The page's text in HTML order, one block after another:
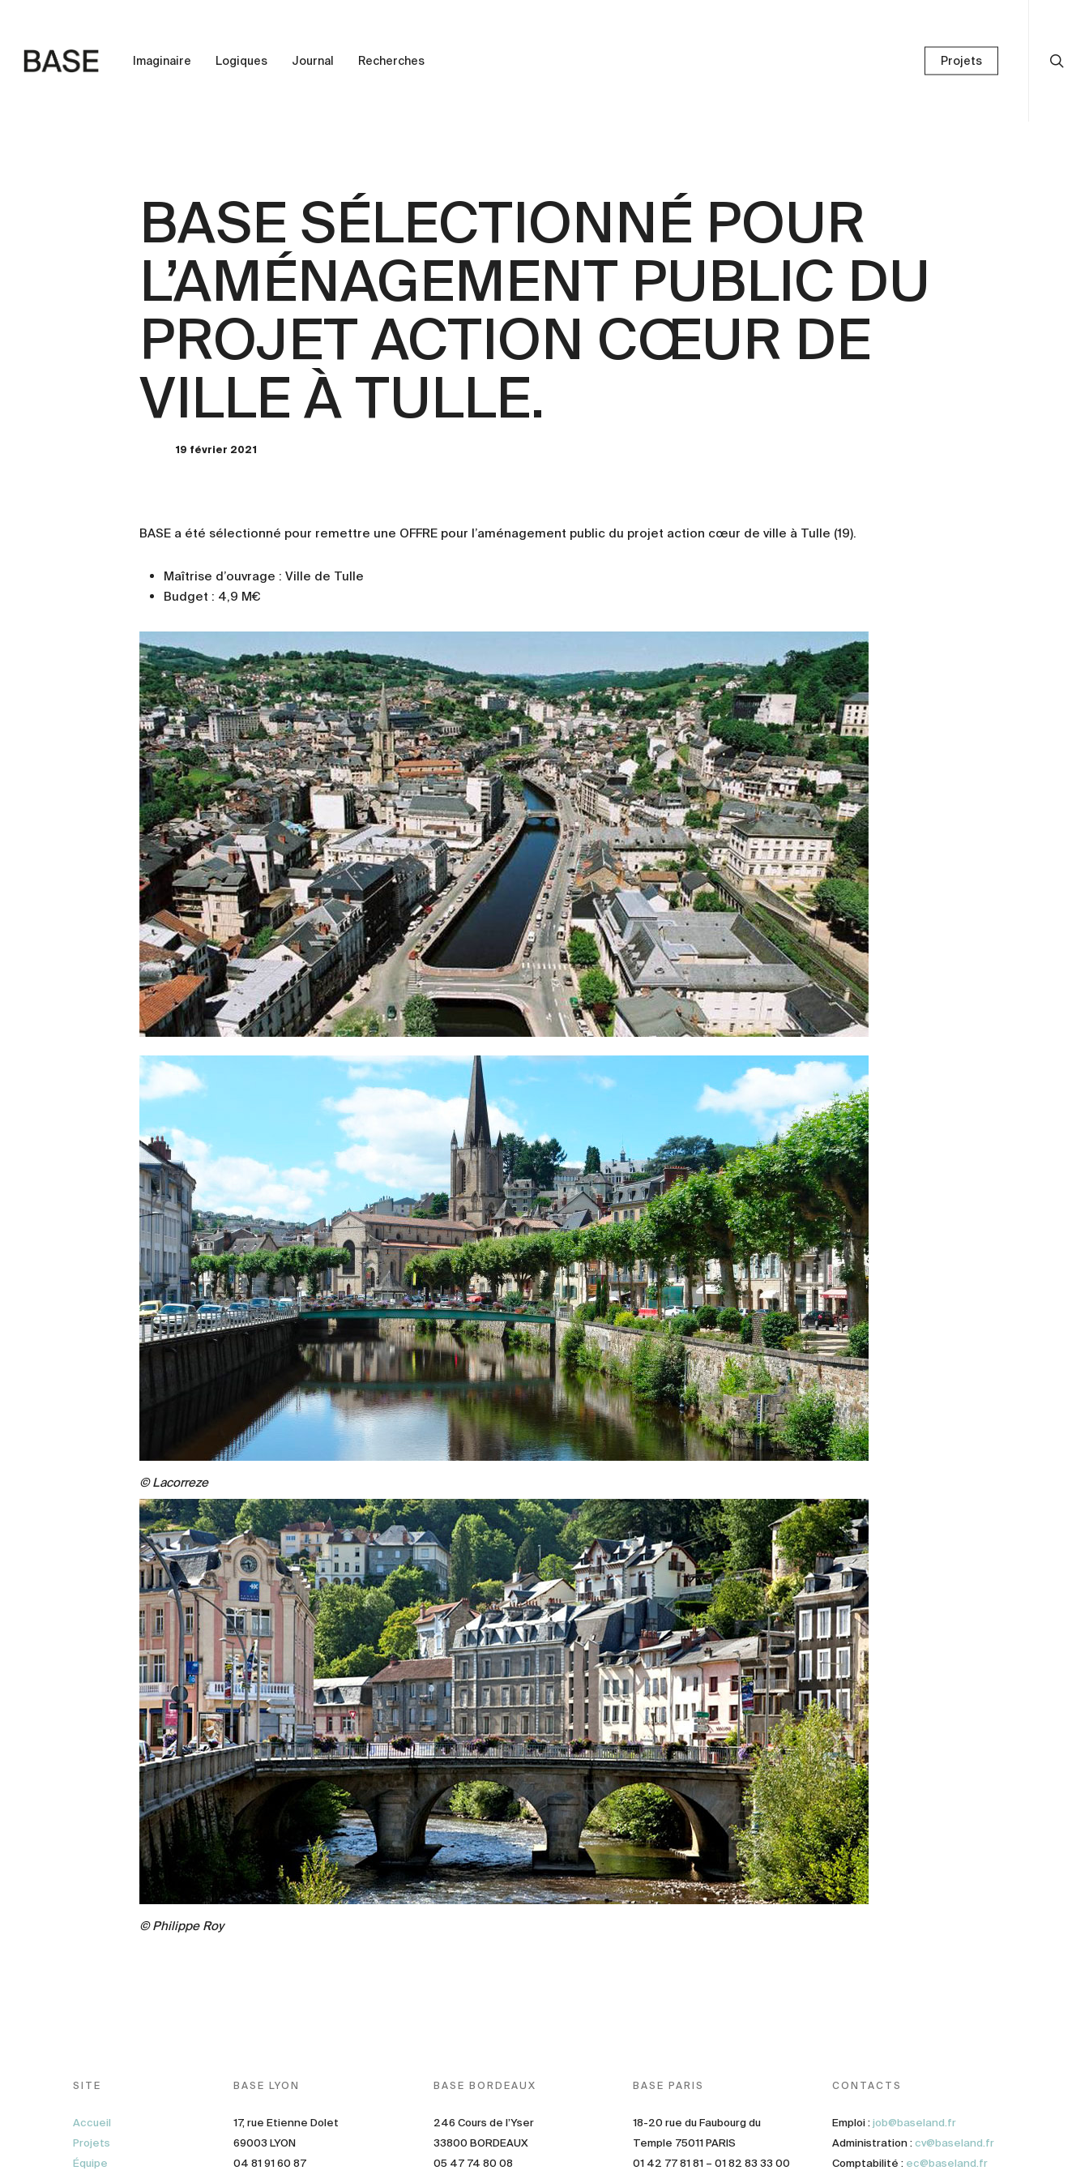
main
content
Imaginaire Logiques Journal Recherches Projets
BASE SÉLECTIONNÉ POUR
L’AMÉNAGEMENT PUBLIC DU
PROJET ACTION CŒUR DE
VILLE À TULLE.
19 février 2021
BASE a été sélectionné pour remettre une OFFRE pour l’aménagement public du projet action cœur de ville à Tulle (19).
Maîtrise d’ouvrage : Ville de Tulle
Budget : 4,9 M€
© Lacorreze
© Philippe Roy
SITE
Accueil
Projets
Équipe
BASE LYON
17, rue Etienne Dolet
69003 LYON
04 81 91 60 87
BASE BORDEAUX
246 Cours de l’Yser
33800 BORDEAUX
05 47 74 80 08
BASE PARIS
18-20 rue du Faubourg du
Temple 75011 PARIS
01 42 77 81 81 – 01 82 83 33 00
CONTACTS
Emploi :job@baseland.fr
Administration :cv@baseland.fr
Comptabilité : ec@baseland.fr